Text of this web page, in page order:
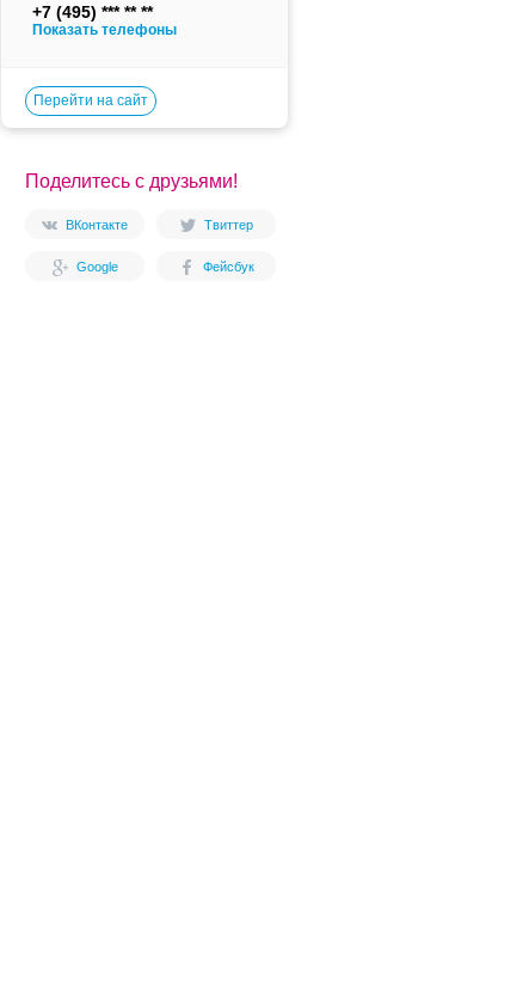
+7 (495)
Показать телефоны
Перейти на сайт
Поделитесь с друзьями!
ВКонтакте Твиттер
Google Фейсбук